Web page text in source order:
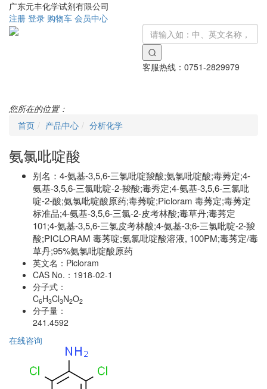
广东元丰化学试剂有限公司
注册 登录 购物车 会员中心
客服热线： 0751-2829979
您所在的位置：
首页
产品中心 分析化学
氨氯吡啶酸
别名： 4-氨基-3,5,6-三氯吡啶羧酸;氨氯吡啶酸;毒莠定;4-
氨基-3,5,6-三氯吡啶-2-羧酸;毒秀定;4-氨基-3,5,6-三氯吡
啶-2-酸;氨氯吡啶酸原药;毒莠啶;Picloram 毒莠定;毒莠定
标准品;4-氨基-3,5,6-三氯-2-皮考林酸;毒草丹;毒莠定
101;4-氨基-3,5,6-三氯皮考林酸;4-氨基-3;6-三氯吡啶-2-羧
酸;PICLORAM 毒莠啶;氨氯吡啶酸溶液, 100PM;毒莠定/毒
草丹;95%氨氯吡啶酸原药
英文名： Picloram
CAS No.： 1918-02-1
分子式：
C6H3Cl3N2O2
分子量：
241.4592
在线咨询